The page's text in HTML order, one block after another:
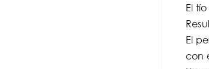
El
El
con